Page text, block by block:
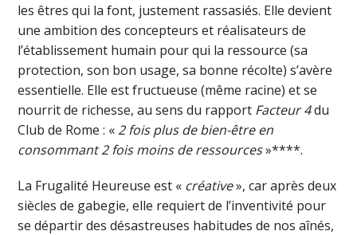
les êtres qui la font, justement rassasiés. Elle devient
une ambition des concepteurs et réalisateurs de
l’établissement humain pour qui la ressource (sa
protection, son bon usage, sa bonne récolte) s’avère
essentielle. Elle est fructueuse (même racine) et se
nourrit de richesse, au sens du rapport Facteur 4du
Club de Rome : « 2 fois plus de bien-être en
consommant 2 fois moins de ressources»****.
La Frugalité Heureuse est « créative», car après deux
siècles de gabegie, elle requiert de l’inventivité pour
se départir des désastreuses habitudes de nos aînés,